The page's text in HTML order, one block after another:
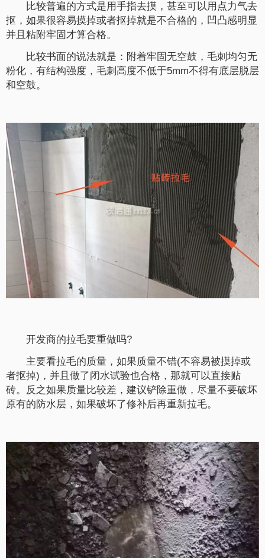
比较普遍的方式是用手指去摸，甚至可以用点力气去
抠，如果很容易摸掉或者抠掉就是不合格的，凹凸感明显
并且粘附牢固才算合格。
比较书面的说法就是：附着牢固无空鼓，毛刺均匀无
粉化，有结构强度，毛刺高度不低于5mm不得有底层脱层
和空鼓。
开发商的拉毛要重做吗?
主要看拉毛的质量，如果质量不错(不容易被摸掉或
者抠掉)，并且做了闭水试验也合格，那就可以直接贴
砖。反之如果质量比较差，建议铲除重做，尽量不要破坏
原有的防水层，如果破坏了修补后再重新拉毛。